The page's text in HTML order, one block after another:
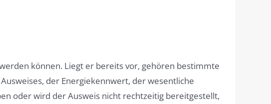
können. Liegt er bereits vor, gehören bestimmte
der Energiekennwert, der wesentliche
oder wird der Ausweis nicht rechtzeitig bereitgestellt,